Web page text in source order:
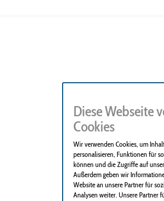
Diese Webseite
Cookies
Wir verwenden Cookies, um
personalisieren, Funktionen für
können und die Zugriffe auf
Außerdem geben wir
Website an unsere Partner für
Analysen weiter. Unsere Partner